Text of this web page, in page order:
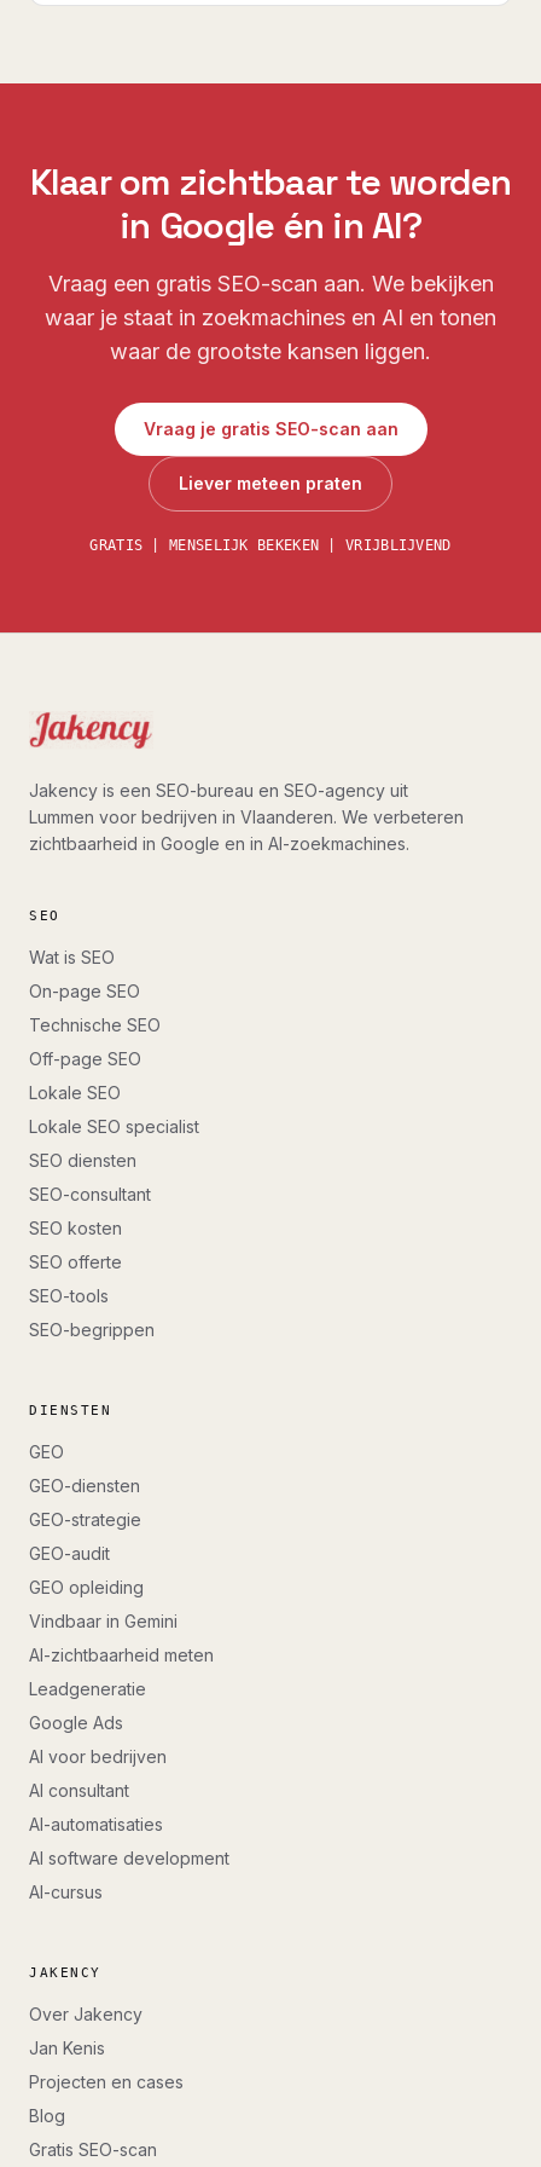
Klaar om zichtbaar te worden
in Google én in AI?
Vraag een gratis SEO-scan aan. We bekijken
waar je staat in zoekmachines en AI en tonen
waar de grootste kansen liggen.
Vraag je gratis SEO-scan aan
Liever meteen praten
GRATIS | MENSELIJK BEKEKEN | VRIJBLIJVEND
Jakency is een SEO-bureau en SEO-agency uit
Lummen voor bedrijven in Vlaanderen. We verbeteren
zichtbaarheid in Google en in AI-zoekmachines.
SEO
Wat is SEO
On-page SEO
Technische SEO
Off-page SEO
Lokale SEO
Lokale SEO specialist
SEO diensten
SEO-consultant
SEO kosten
SEO offerte
SEO-tools
SEO-begrippen
DIENSTEN
GEO
GEO-diensten
GEO-strategie
GEO-audit
GEO opleiding
Vindbaar in Gemini
AI-zichtbaarheid meten
Leadgeneratie
Google Ads
AI voor bedrijven
AI consultant
AI-automatisaties
AI software development
AI-cursus
JAKENCY
Over Jakency
Jan Kenis
Projecten en cases
Blog
Gratis SEO-scan